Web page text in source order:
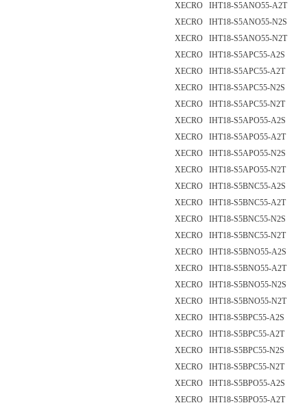
XECRO IHT18-S5ANO55-A2T
XECRO IHT18-S5ANO55-N2S
XECRO IHT18-S5ANO55-N2T
XECRO IHT18-S5APC55-A2S
XECRO IHT18-S5APC55-A2T
XECRO IHT18-S5APC55-N2S
XECRO IHT18-S5APC55-N2T
XECRO IHT18-S5APO55-A2S
XECRO IHT18-S5APO55-A2T
XECRO IHT18-S5APO55-N2S
XECRO IHT18-S5APO55-N2T
XECRO IHT18-S5BNC55-A2S
XECRO IHT18-S5BNC55-A2T
XECRO IHT18-S5BNC55-N2S
XECRO IHT18-S5BNC55-N2T
XECRO IHT18-S5BNO55-A2S
XECRO IHT18-S5BNO55-A2T
XECRO IHT18-S5BNO55-N2S
XECRO IHT18-S5BNO55-N2T
XECRO IHT18-S5BPC55-A2S
XECRO IHT18-S5BPC55-A2T
XECRO IHT18-S5BPC55-N2S
XECRO IHT18-S5BPC55-N2T
XECRO IHT18-S5BPO55-A2S
XECRO IHT18-S5BPO55-A2T